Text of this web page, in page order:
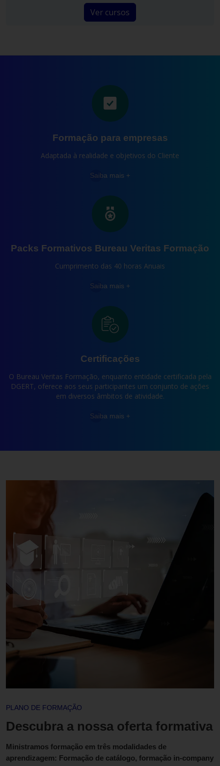
Ver cursos
Formação para empresas
Adaptada à realidade e objetivos do Cliente
Saiba mais +
Packs Formativos Bureau Veritas Formação
Cumprimento das 40 horas Anuais
Saiba mais +
Certificações
O Bureau Veritas Formação, enquanto entidade certificada pela
DGERT, oferece aos seus participantes um conjunto de ações
em diversos âmbitos de atividade.
Saiba mais +
PLANO DE FORMAÇÃO
Descubra a nossa oferta formativa
Ministramos formação em três modalidades de
aprendizagem: Formação de catálogo, formação in-company